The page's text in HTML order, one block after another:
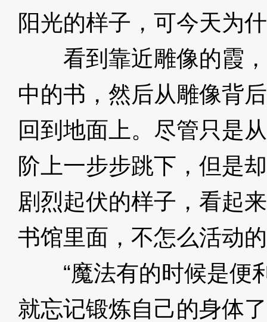
阳光的样子，可今天为
看到靠近雕像的霞，
中的书，然后从雕像背
回到地面上。尽管只是
阶上一步步跳下，但是
剧烈起伏的样子，看起
书馆里面，不怎么活动
“魔法有的时候是便
就忘记锻炼自己的身体